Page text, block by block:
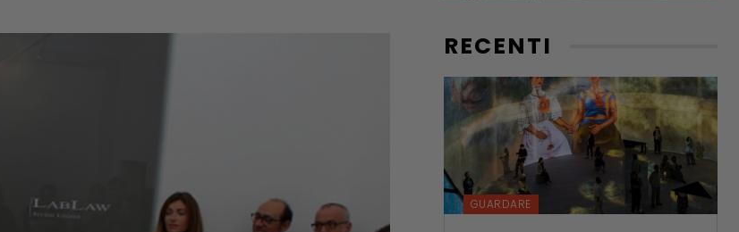
RECENTI
GUARDARE